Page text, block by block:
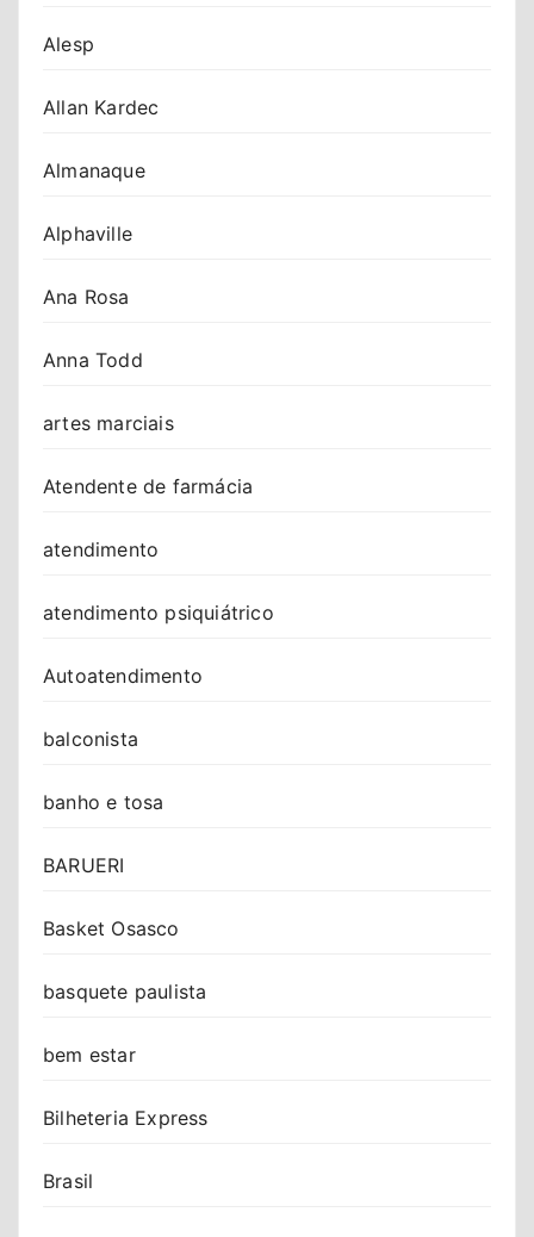
Alesp
Allan Kardec
Almanaque
Alphaville
Ana Rosa
Anna Todd
artes marciais
Atendente de farmácia
atendimento
atendimento psiquiátrico
Autoatendimento
balconista
banho e tosa
BARUERI
Basket Osasco
basquete paulista
bem estar
Bilheteria Express
Brasil